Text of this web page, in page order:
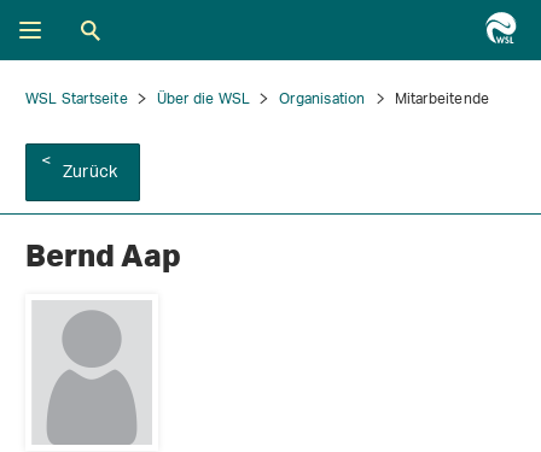
WSL Startseite Über die WSL Organisation Mitarbeitende
Zurück
Bernd Aap